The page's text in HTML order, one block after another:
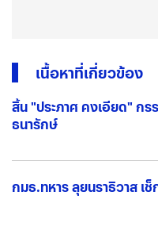
เนื้อหาที่เกี่ยวข้อง
สิ้น "ประภาศ คงเอียด" ก
ธนารักษ์
กมธ.ทหาร ลุยนราธิวาส เ